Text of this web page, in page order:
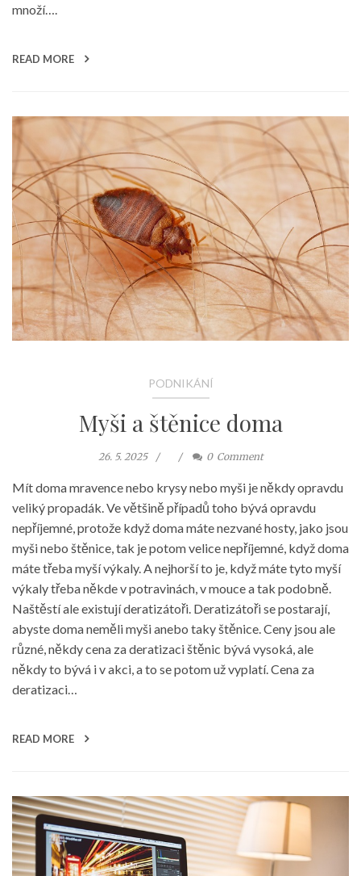
množí….
READ MORE
PODNIKÁNÍ
Myši a štěnice doma
26. 5. 2025 0 Comment
Mít doma mravence nebo krysy nebo myši je někdy opravdu
veliký propadák. Ve většině případů toho bývá opravdu
nepříjemné, protože když doma máte nezvané hosty, jako jsou
myši nebo štěnice, tak je potom velice nepříjemné, když doma
máte třeba myší výkaly. A nejhorší to je, když máte tyto myší
výkaly třeba někde v potravinách, v mouce a tak podobně.
Naštěstí ale existují deratizátoři. Deratizátoři se postarají,
abyste doma neměli myši anebo taky štěnice. Ceny jsou ale
různé, někdy cena za deratizaci štěnic bývá vysoká, ale
někdy to bývá i v akci, a to se potom už vyplatí. Cena za
deratizaci…
READ MORE